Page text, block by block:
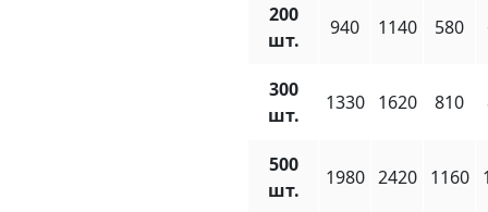
200
шт.
940 1140 580
300
шт.
1330 1620 810
500
шт.
1980 2420 1160